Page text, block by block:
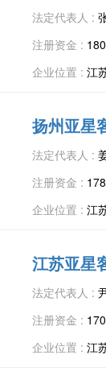
法定代表人 :
注册资金 :
企业位置 : 江
扬州亚星
法定代表人 :
注册资金 :
企业位置 : 江
江苏亚星
法定代表人 :
注册资金 :
企业位置 : 江